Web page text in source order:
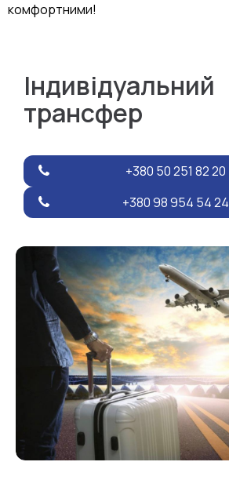
комфортними!
Індивідуальний
трансфер
+380 50 251 82 20
+380 98 954 54 24